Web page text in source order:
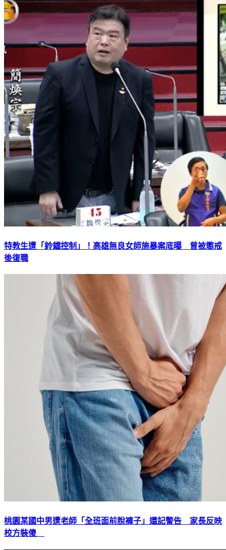
靈夥伴超準測字!這輩子正緣何時會出現
特教生遭「鈴鐺控制」！高雄無良女師施暴案底曝 曾被懲戒
桃園某國中男遭老師「全班面前脫褲子」還記警告 家長反映